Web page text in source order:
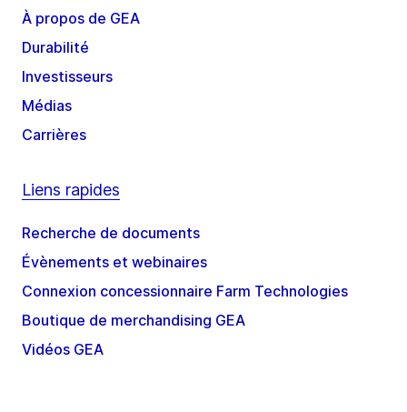
À propos de GEA
Durabilité
Investisseurs
Médias
Carrières
Liens rapides
Recherche de documents
Évènements et webinaires
Connexion concessionnaire Farm Technologies
Boutique de merchandising GEA
Vidéos GEA